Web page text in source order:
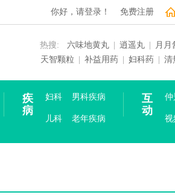
你好，请登录！ 免费注册
热搜: 六味地黄丸 逍遥丸 月月
天智颗粒
补益用药 妇科药 清
疾
病
妇科 男科疾病
儿科 老年疾病
互
动
仲
视